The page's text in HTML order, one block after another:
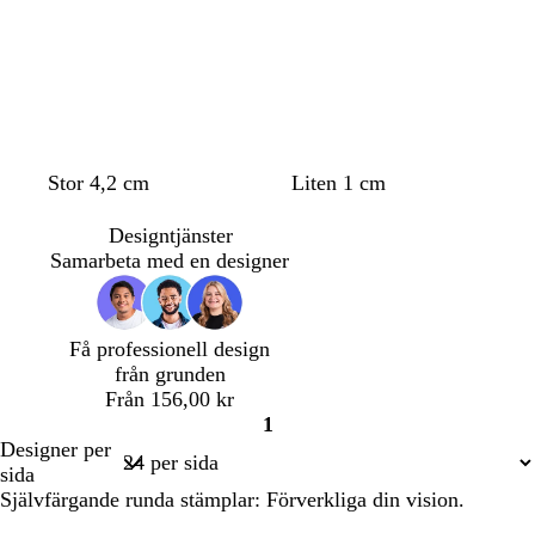
Stor 4,2 cm Liten 1 cm
Designtjänster
Samarbeta med en designer
Få professionell design
från grunden
Från 156,00 kr
Sida
1
Designer per
sida
Självfärgande runda stämplar: Förverkliga din vision.